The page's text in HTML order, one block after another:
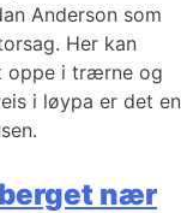
Anderson som
Her kan
oppe i trærne og
i løypa er det en
nær